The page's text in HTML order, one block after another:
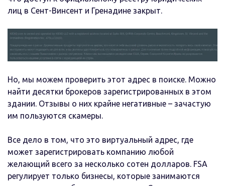
лиц в Сент-Винсент и Гренадине закрыт.
Но, мы можем проверить этот адрес в поиске. Можно
найти десятки брокеров зарегистрированных в этом
здании. Отзывы о них крайне негативные – зачастую
им пользуются скамеры.
Все дело в том, что это виртуальный адрес, где
может зарегистрировать компанию любой
желающий всего за несколько сотен долларов. FSA
регулирует только бизнесы, которые занимаются